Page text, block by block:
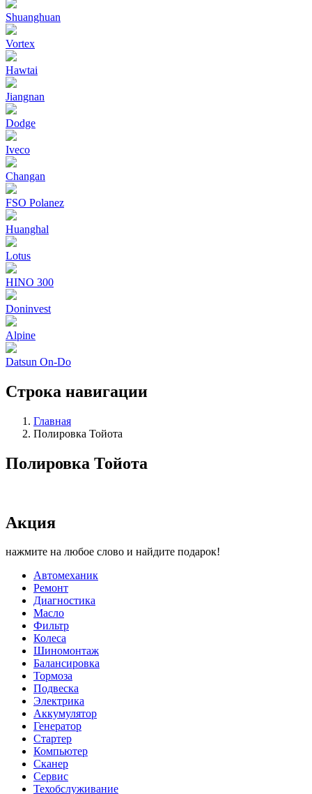
Shuanghuan
Vortex
Hawtai
Jiangnan
Dodge
Iveco
Changan
FSO Polanez
Huanghal
Lotus
HINO 300
Doninvest
Alpine
Datsun On-Do
Строка навигации
Главная
Полировка Тойота
Полировка Тойота
Акция
нажмите на любое слово и найдите подарок!
Автомеханик
Ремонт
Диагностика
Масло
Фильтр
Колеса
Шиномонтаж
Балансировка
Тормоза
Подвеска
Электрика
Аккумулятор
Генератор
Стартер
Компьютер
Сканер
Сервис
Техобслуживание